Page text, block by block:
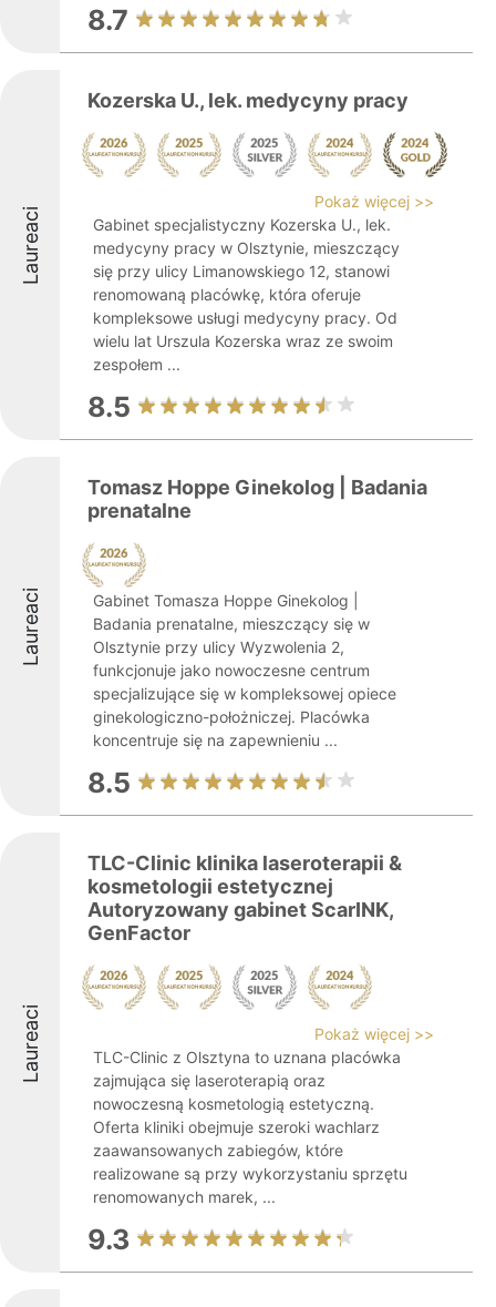
8.7
Laureaci
Kozerska U., lek. medycyny pracy
Pokaż więcej >>
Gabinet specjalistyczny Kozerska U., lek.
medycyny pracy w Olsztynie, mieszczący
się przy ulicy Limanowskiego 12, stanowi
renomowaną placówkę, która oferuje
kompleksowe usługi medycyny pracy. Od
wielu lat Urszula Kozerska wraz ze swoim
zespołem ...
8.5
Laureaci
Tomasz Hoppe Ginekolog | Badania
prenatalne
Gabinet Tomasza Hoppe Ginekolog |
Badania prenatalne, mieszczący się w
Olsztynie przy ulicy Wyzwolenia 2,
funkcjonuje jako nowoczesne centrum
specjalizujące się w kompleksowej opiece
ginekologiczno-położniczej. Placówka
koncentruje się na zapewnieniu ...
8.5
Laureaci
TLC-Clinic klinika laseroterapii &
kosmetologii estetycznej
Autoryzowany gabinet ScarINK,
GenFactor
Pokaż więcej >>
TLC-Clinic z Olsztyna to uznana placówka
zajmująca się laseroterapią oraz
nowoczesną kosmetologią estetyczną.
Oferta kliniki obejmuje szeroki wachlarz
zaawansowanych zabiegów, które
realizowane są przy wykorzystaniu sprzętu
renomowanych marek, ...
9.3